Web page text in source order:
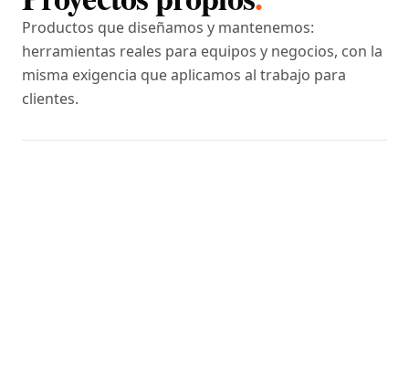
Productos que diseñamos y mantenemos:
herramientas reales para equipos y negocios, con la
misma exigencia que aplicamos al trabajo para
clientes.